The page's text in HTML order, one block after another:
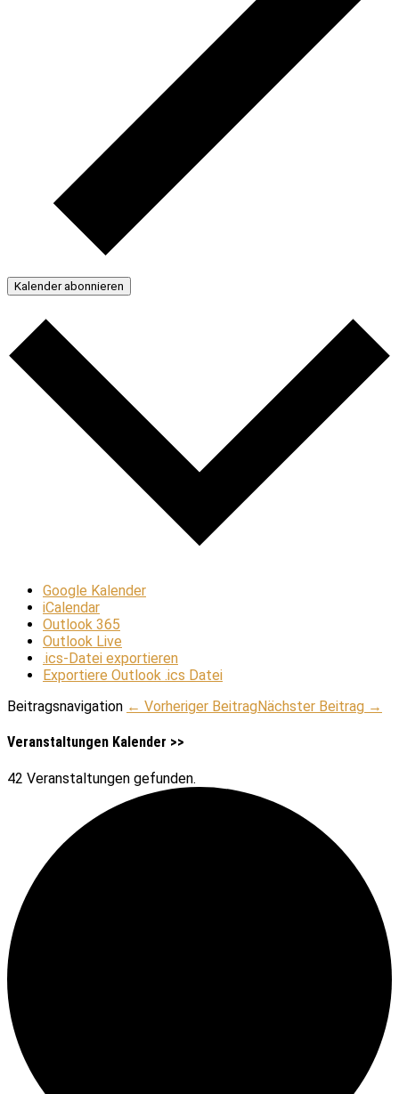
Kalender abonnieren
Google Kalender
iCalendar
Outlook 365
Outlook Live
.ics-Datei exportieren
Exportiere Outlook .ics Datei
Beitragsnavigation ← Vorheriger BeitragNächster Beitrag →
Veranstaltungen Kalender >>
42 Veranstaltungen gefunden.